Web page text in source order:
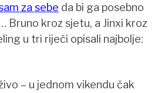
za sebe da bi ga posebno
Bruno kroz sjetu, a Jinxi kroz
u tri riječi opisali najbolje:
– u jednom vikendu čak